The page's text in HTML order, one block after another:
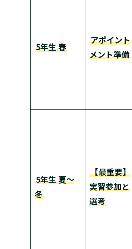
5年生 春
アポイント
メント準備
5年生 夏〜
冬
【最重要】
実習参加と
選考